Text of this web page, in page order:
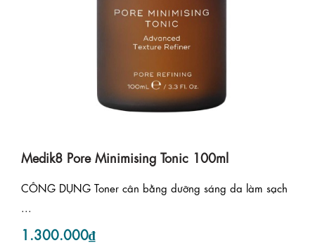
Medik8 Pore Minimising Tonic 100ml
CÔNG DỤNG Toner cân bằng dưỡng sáng da làm sạch
1.300.000₫